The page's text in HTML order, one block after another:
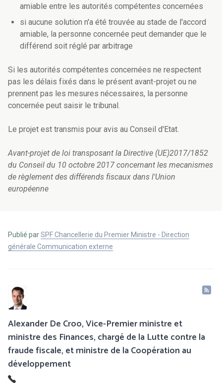
amiable entre les autorités compétentes concernées
si aucune solution n'a été trouvée au stade de l'accord
amiable, la personne concernée peut demander que le
différend soit réglé par arbitrage
Si les autorités compétentes concernées ne respectent
pas les délais fixés dans le présent avant-projet ou ne
prennent pas les mesures nécessaires, la personne
concernée peut saisir le tribunal.
Le projet est transmis pour avis au Conseil d'Etat.
Avant-projet de loi transposant la Directive (UE)2017/1852
du Conseil du 10 octobre 2017 concernant les mecanismes
de règlement des différends fiscaux dans l'Union
européenne
Publié parSPF Chancellerie du Premier Ministre - Direction
générale Communication externe
Alexander De Croo, Vice-Premier ministre et
ministre des Finances, chargé de la Lutte contre la
fraude fiscale, et ministre de la Coopération au
développement